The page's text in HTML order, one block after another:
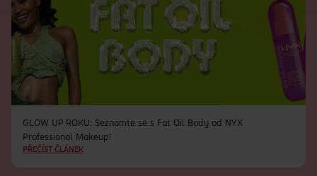
GLOW UP ROKU: Seznamte se s Fat Oil Body od NYX
Professional Makeup!
PŘEČÍST ČLÁNEK